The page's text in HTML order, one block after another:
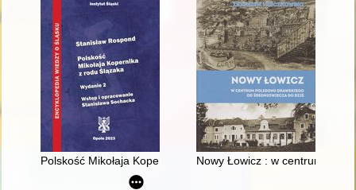
Polskość Mikołaja Kopernika z rodu ŚlązakaNowy Łowicz : w centrum